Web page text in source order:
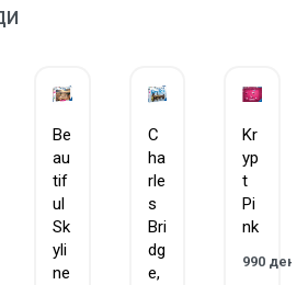
на сложувалки и игри повеќе
дистрибутер на Равенсбургер за
Be
au
tif
ul
Sk
yli
ne
C
ha
rle
s
Bri
dg
e,
Kr
yp
t
Pi
nk
990 ден